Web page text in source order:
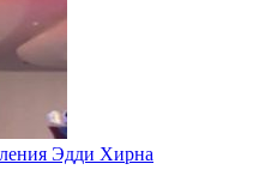
Эдди Хирна